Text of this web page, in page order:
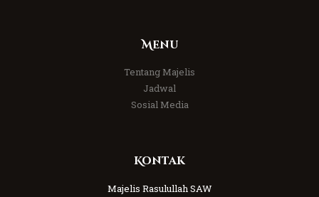
Menu
Tentang Majelis
Jadwal
Sosial Media
Kontak
Majelis Rasulullah SAW